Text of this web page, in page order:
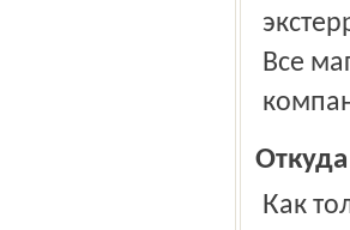
Все
Как только в прошлом году завершилось формирование